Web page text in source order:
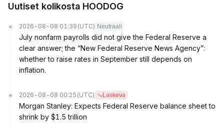
Uutiset kolikosta HOODOG
2026-08-08 01:39 (UTC) Neutraali
July nonfarm payrolls did not give the Federal Reserve a
clear answer; the “New Federal Reserve News Agency”:
whether to raise rates in September still depends on
inflation.
2026-08-08 00:25 (UTC) Laskeva
Morgan Stanley: Expects Federal Reserve balance sheet to
shrink by $1.5 trillion